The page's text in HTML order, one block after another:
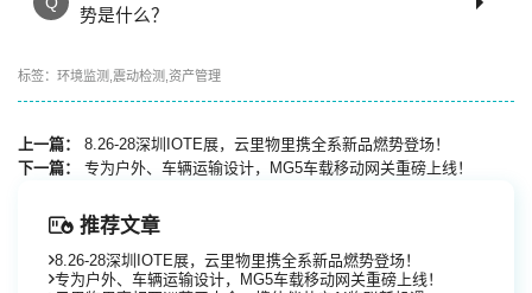
势是什么？
标签： 环境监测 震动检测 资产管理
上一篇：
8.26-28深圳IOTE展，云里物里携全系新品燃势登场！
下一篇：
专为户外、车辆运输设计，MG5车载移动网关重磅上线！
推荐文章
8.26-28深圳IOTE展，云里物里携全系新品燃势登场！
专为户外、车辆运输设计，MG5车载移动网关重磅上线！